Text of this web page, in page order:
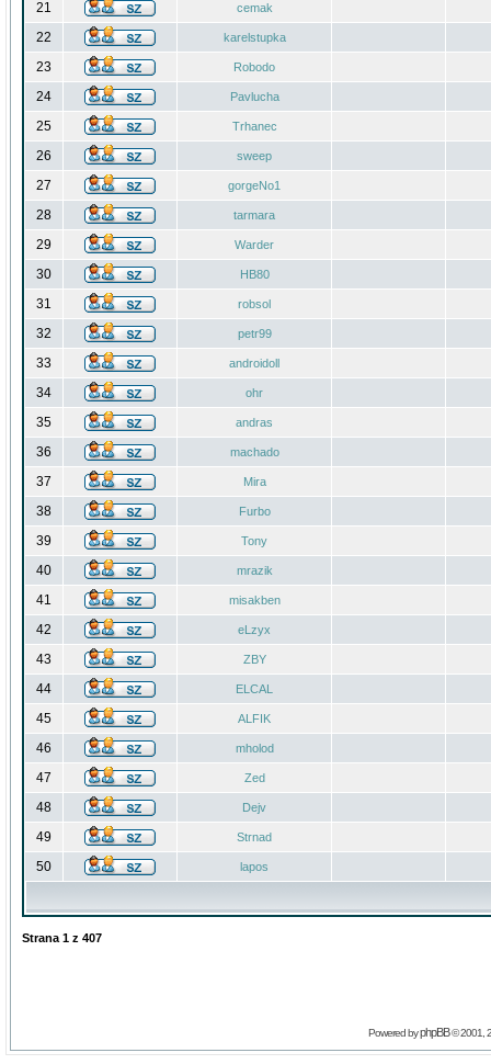
21 cemak
22 karelstupka
23 Robodo
24 Pavlucha
25 Trhanec
26 sweep
27 gorgeNo1
28 tarmara
29 Warder
30 HB80
31 robsol
32 petr99
33 androidoll
34 ohr
35 andras
36 machado
37 Mira
38 Furbo
39 Tony
40 mrazik
41 misakben
42 eLzyx
43 ZBY
44 ELCAL
45 ALFIK
46 mholod
47 Zed
48 Dejv
49 Strnad
50 lapos
Strana 1 z 407
Powered byphpBB© 2001,